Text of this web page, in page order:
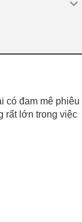
có đam mê phiêu
rất lớn trong việc